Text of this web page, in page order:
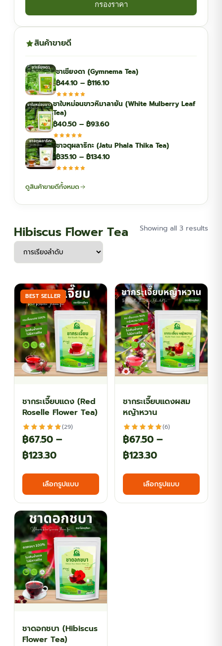
กรองราคา
สินค้าขายดี
ชาเชียงดา (Gymnema Tea)
฿44.10 – ฿116.10Price
฿44.10
฿116.10
ชาใบหม่อนขาวหิมาลายัน (White Mulberry Leaf
Tea)
฿40.50 – ฿93.60Price
฿40.50
through
ชาจตุผลาธิกะ (Jatu Phala Thika Tea)
฿35.10 – ฿134.10Price
ดูสินค้าขายดีทั้งหมด
Hibiscus Flower Tea Showing all 3 results
BEST SELLER
ชากระเจี๊ยบแดง (Red
Roselle Flower Tea)
(29)
฿67.50 –
฿123.30Price
range:
฿67.50
through
฿123.30
เลือกรูปแบบ
This
has
multiple
variants.
The
options
may
be
chosen
on
ชากระเจี๊ยบแดงผสม
หญ้าหวาน
(6)
฿67.50 –
฿123.30Price
range:
฿67.50
through
เลือกรูปแบบ
This
has
ชาดอกชบา (Hibiscus
Flower Tea)